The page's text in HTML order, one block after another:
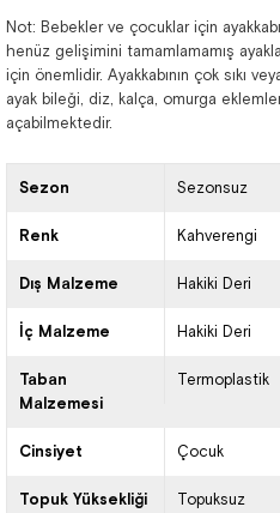
Not: Bebekler ve çocuklar için
henüz gelişimini tamamlamamış
için önemlidir. Ayakkabının çok sıkı
ayak bileği, diz, kalça, omurga
açabilmektedir.
Sezon Sezonsuz
Renk Kahverengi
Dış Malzeme Hakiki Deri
İç Malzeme Hakiki Deri
Taban
Malzemesi
Termoplastik
Cinsiyet Çocuk
Topuk Yüksekliği Topuksuz